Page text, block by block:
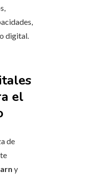
digital.
el
de
y